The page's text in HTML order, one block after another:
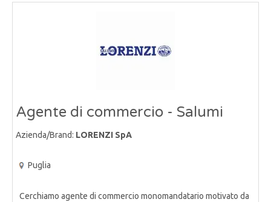
Agente di commercio - Salumi
Azienda/Brand: LORENZI SpA
Puglia
Cerchiamo agente di commercio monomandatario motivato da